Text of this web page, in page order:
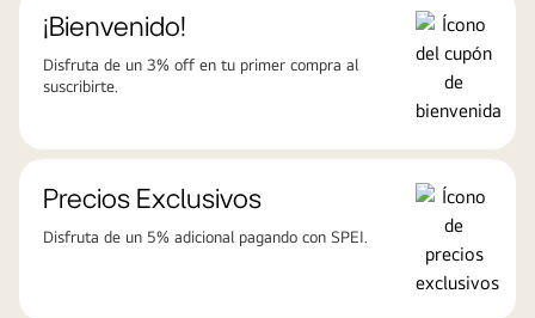
¡Bienvenido!
Disfruta de un 3% off en tu primer compra al
suscribirte.
Precios Exclusivos
Disfruta de un 5% adicional pagando con SPEI.